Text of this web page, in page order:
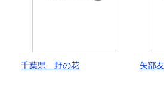
千葉県 野の花 矢部